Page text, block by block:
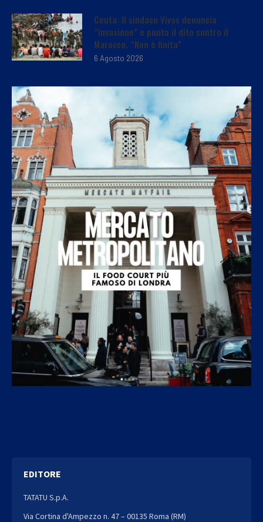
Ceuta: Il sindaco Vivas denuncia
“invasione” e punta il dito contro il
Marocco. “Non è finita”
6 Agosto 2026
EDITORE
TATATU S.p.A.
Via Cortina d'Ampezzo n. 47 – 00135 Roma (RM)